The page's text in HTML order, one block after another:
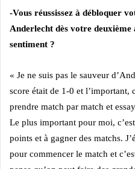
-Vous réussissez à débloquer
Anderlecht dès votre
sentiment ?
« Je ne suis pas le sauveur
score était de 1-0 et
prendre match par match et
Le plus important pour moi,
points et à gagner des matchs.
pour commencer le match et